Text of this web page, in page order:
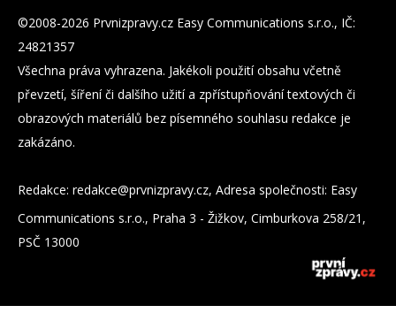
©2008-2026 Prvnizpravy.cz Easy Communications s.r.o., IČ:
24821357
Všechna práva vyhrazena. Jakékoli použití obsahu včetně
převzetí, šíření či dalšího užití a zpřístupňování textových či
obrazových materiálů bez písemného souhlasu redakce je
zakázáno.
Redakce: zc.yvarpzinvrp@eckader, Adresa společnosti: Easy
Communications s.r.o., Praha 3 - Žižkov, Cimburkova 258/21,
PSČ 13000